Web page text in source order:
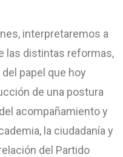
interpretaremos a
las distintas reformas,
papel que hoy
de una postura
acompañamiento y
la ciudadanía y
del Partido